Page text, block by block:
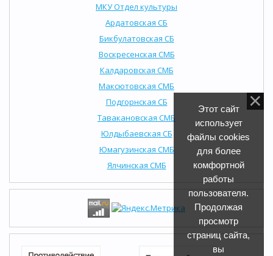
МКУ Отдел культуры
Ардатовская СБ
Бикбулатовская СБ
Воскресенская СМБ
Калдаровская СМБ
Максютовская СМБ
Подгорнская СБ
Тавакановская СМБ
Юлдыбаевская СБ
Юмагузинская СМБ
Ялчинская СМБ
Этот сайт
использует
файлы cookies
для более
комфортной
работы
пользователя.
Продолжая
просмотр
страниц сайта,
вы